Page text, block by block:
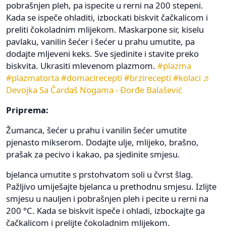
pobrašnjen pleh, pa ispecite u rerni na 200 stepeni.
Kada se ispeče ohladiti, izbockati biskvit čačkalicom i
preliti čokoladnim mlijekom. Maskarpone sir, kiselu
pavlaku, vanilin šećer i šećer u prahu umutite, pa
dodajte mljeveni keks. Sve sjedinite i stavite preko
biskvita. Ukrasiti mlevenom plazmom. #plazma
#plazmatorta #domacirecepti #brzirecepti #kolaci ♬
Devojka Sa Čardaš Nogama - Đorđe Balašević
Priprema:
Žumanca, šećer u prahu i vanilin šećer umutite
pjenasto mikserom. Dodajte ulje, mlijeko, brašno,
prašak za pecivo i kakao, pa sjedinite smjesu.
bjelanca umutite s prstohvatom soli u čvrst šlag.
Pažljivo umiješajte bjelanca u prethodnu smjesu. Izlijte
smjesu u nauljen i pobrašnjen pleh i pecite u rerni na
200 °C. Kada se biskvit ispeče i ohladi, izbockajte ga
čačkalicom i prelijte čokoladnim mlijekom.